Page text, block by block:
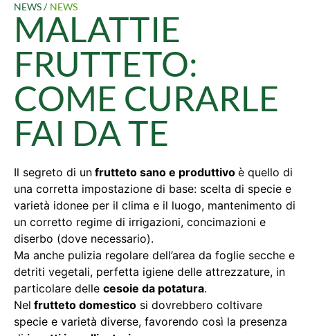
NEWS / NEWS
MALATTIE
FRUTTETO:
COME CURARLE
FAI DA TE
Il segreto di un frutteto sano e produttivo è quello di
una corretta impostazione di base: scelta di specie e
varietà idonee per il clima e il luogo, mantenimento di
un corretto regime di irrigazioni, concimazioni e
diserbo (dove necessario).
Ma anche pulizia regolare dell’area da foglie secche e
detriti vegetali, perfetta igiene delle attrezzature, in
particolare delle cesoie da potatura.
Nel frutteto domestico si dovrebbero coltivare
specie e varietà diverse, favorendo così la presenza